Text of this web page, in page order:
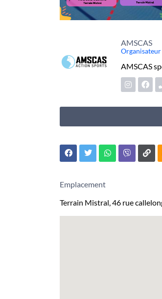
AMSCAS
AMSCAS
Emplacement
Terrain Mistral, 46 rue